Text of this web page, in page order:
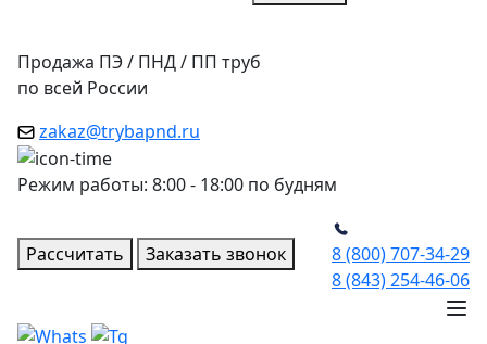
Продажа ПЭ / ПНД / ПП труб
по всей России
zakaz@trybapnd.ru
Режим работы: 8:00 - 18:00 по будням
Рассчитать Заказать звонок
8 (800) 707-34-29
8 (843) 254-46-06